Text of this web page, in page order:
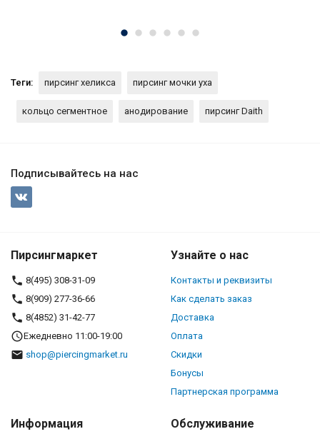
Теги: пирсинг хеликса пирсинг мочки уха
кольцо сегментное анодирование пирсинг Daith
Подписывайтесь на нас
Пирсингмаркет
8(495) 308-31-09
8(909) 277-36-66
8(4852) 31-42-77
Ежедневно 11:00-19:00
shop@piercingmarket.ru
Узнайте о нас
Контакты и реквизиты
Как сделать заказ
Доставка
Оплата
Скидки
Бонусы
Партнерская программа
Информация Обслуживание